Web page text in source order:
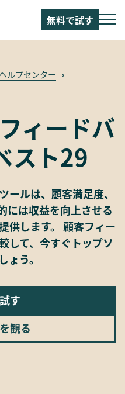
無料で試す
ヘルプセンター
ィードバ
スト29
ールは、顧客満足度、
には収益を向上させる
供します。 顧客フィー
して、今すぐトップソ
ょう。
す
観る